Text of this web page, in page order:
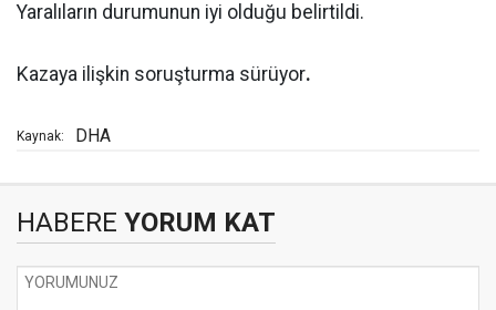
Yaralıların durumunun iyi olduğu belirtildi.
Kazaya ilişkin soruşturma sürüyor.
Kaynak: DHA
HABERE YORUM KAT